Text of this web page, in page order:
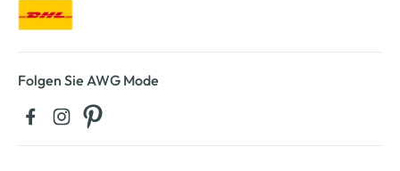
Folgen Sie AWG Mode